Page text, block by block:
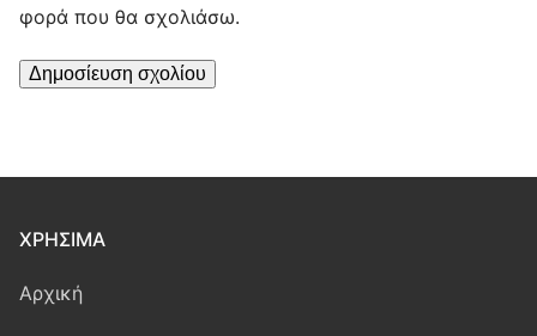
φορά που θα σχολιάσω.
ΧΡΉΣΙΜΑ
Αρχική